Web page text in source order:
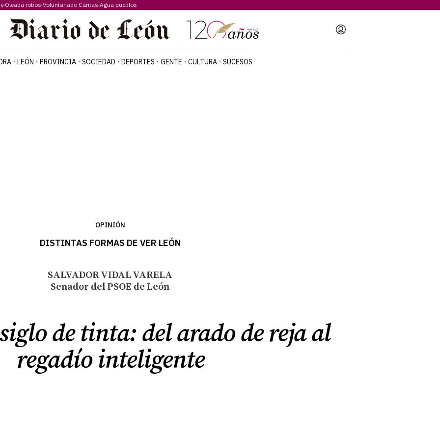
Oleada robos Voluntariado Cáritas Agua pueblos
Login
LEÓN PROVINCIA SOCIEDAD DEPORTES GENTE CULTURA SUCESOS
OPINIÓN
DISTINTAS FORMAS DE VER LEÓN
SALVADOR VIDAL VARELA
Senador del PSOE de León
de tinta: del arado de reja al
regadío inteligente